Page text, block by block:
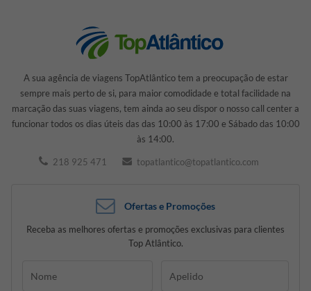
A sua agência de viagens TopAtlântico tem a preocupação de estar
sempre mais perto de si, para maior comodidade e total facilidade na
marcação das suas viagens, tem ainda ao seu dispor o nosso call center a
funcionar todos os dias úteis das das 10:00 às 17:00 e Sábado das 10:00
às 14:00.
218 925 471 topatlantico@topatlantico.com
Ofertas e Promoções
Receba as melhores ofertas e promoções exclusivas para clientes
Top Atlântico.